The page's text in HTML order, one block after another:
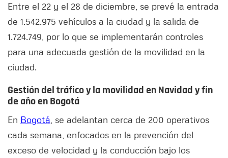
Entre el 22 y el 28 de diciembre, se prevé la entrada
de 1.542.975 vehículos a la ciudad y la salida de
1.724.749, por lo que se implementarán controles
para una adecuada gestión de la movilidad en la
ciudad.
Gestión del tráfico y la movilidad en Navidad y fin
de año en Bogotá
En Bogotá , se adelantan cerca de 200 operativos
cada semana, enfocados en la prevención del
exceso de velocidad y la conducción bajo los